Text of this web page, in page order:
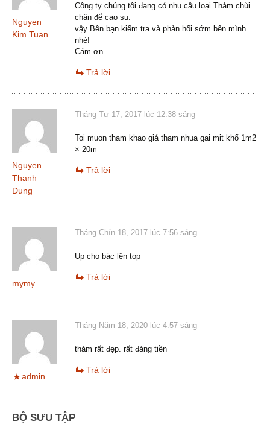
Nguyen
Kim Tuan
Công ty chúng tôi đang có nhu cầu loại Thảm chùi
chân đế cao su.
vậy Bên bạn kiểm tra và phản hổi sớm bên mình
nhé!
Cám ơn
Trả lời
Nguyen
Thanh
Dung
Tháng Tư 17, 2017 lúc 12:38 sáng
Toi muon tham khao giá tham nhua gai mit khổ 1m2
× 20m
Trả lời
mymy
Tháng Chín 18, 2017 lúc 7:56 sáng
Up cho bác lên top
Trả lời
admin
Tháng Năm 18, 2020 lúc 4:57 sáng
thảm rất đẹp. rất đáng tiền
Trả lời
BỘ SƯU TẬP